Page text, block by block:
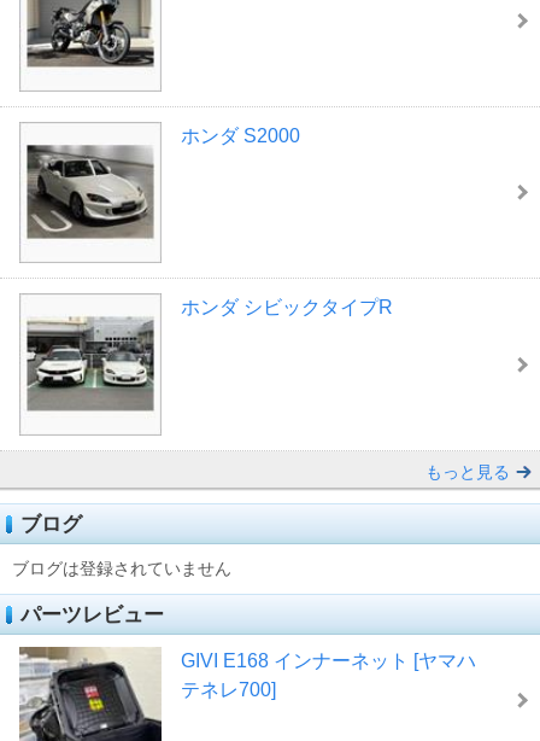
ホンダ S2000
ホンダ シビックタイプR
もっと見る
ブログ
ブログは登録されていません
パーツレビュー
GIVI E168 インナーネット [ヤマハ
テネレ700]